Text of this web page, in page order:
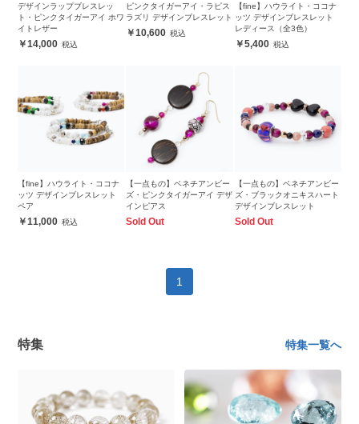
デザインラップブレスレッ
ト・ピンクタイガーアイ ホワ
イトレザー
14,000
ピンクタイガーアイ・ラピス
ラズリ デザインブレスレット
10,600
【fine】ハウライト・ココナ
ッツ デザインブレスレット
レディース（全3色）
5,400
【fine】ハウライト・ココナ
ッツ デザインブレスレット
ペア
11,000
【一点もの】ベネチアンビー
ズ・ピンクタイガーアイ デザ
インピアス
Sold Out
【一点もの】ベネチアンビー
ズ・ブラックオニキスハート
デザインブレスレット
Sold Out
1
特集 特集一覧へ